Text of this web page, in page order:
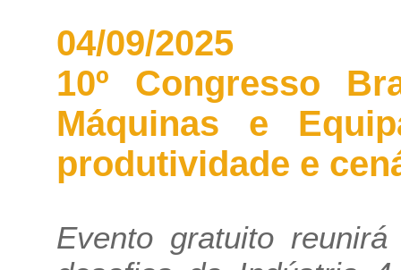
04/09/2025
10º Congresso
Máquinas e
produtividade e
Evento gratuito